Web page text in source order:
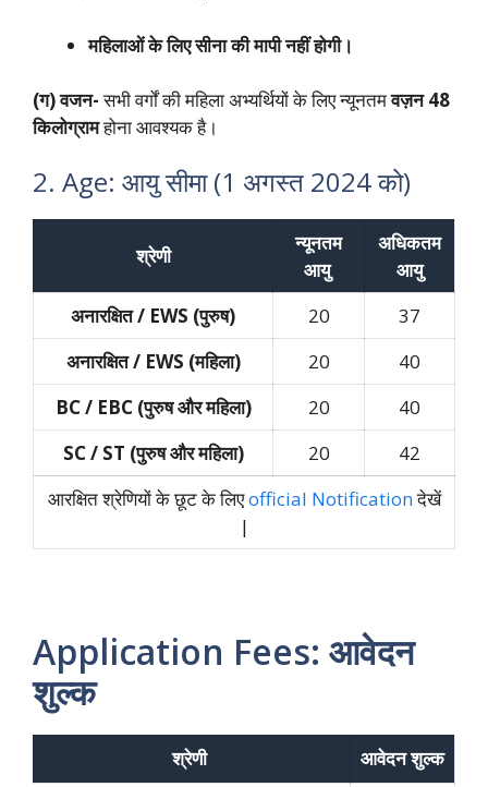
महिलाओं के लिए सीना की मापी नहीं होगी।
(ग) वजन-सभी वर्गों की महिला अभ्यर्थियों के लिए न्यूनतमवज़न 48
किलोग्रामहोना आवश्यक है।
2. Age: आयु सीमा (1 अगस्त 2024 को)
श्रेणी
न्यूनतम
आयु
अधिकतम
आयु
अनारक्षित / EWS (पुरुष)
20
37
अनारक्षित / EWS (महिला)
20
40
BC / EBC (पुरुष और महिला)
20
40
SC / ST (पुरुष और महिला)
20
42
आरक्षित श्रेणियों के छूट के लिएofficial Notificationदेखें
|
Application Fees: आवेदन
शुल्क
श्रेणी
आवेदन शुल्क